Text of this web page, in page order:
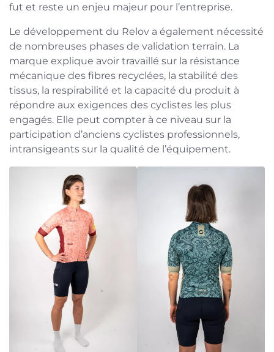
fut et reste un enjeu majeur pour l’entreprise.
Le développement du Relov a également nécessité
de nombreuses phases de validation terrain. La
marque explique avoir travaillé sur la résistance
mécanique des fibres recyclées, la stabilité des
tissus, la respirabilité et la capacité du produit à
répondre aux exigences des cyclistes les plus
engagés. Elle peut compter à ce niveau sur la
participation d’anciens cyclistes professionnels,
intransigeants sur la qualité de l’équipement.